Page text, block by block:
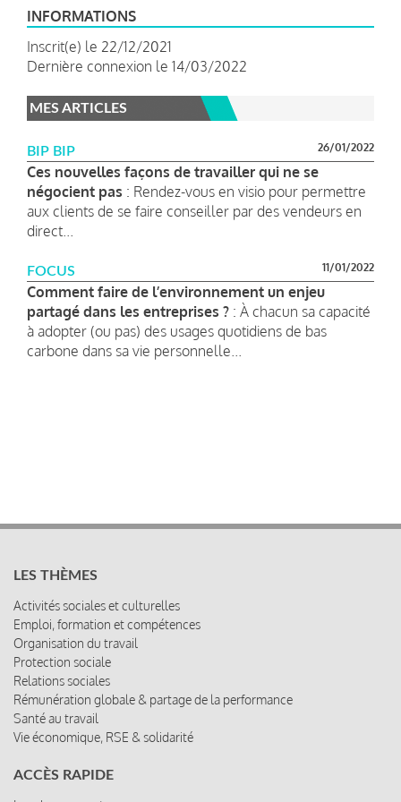
INFORMATIONS
Inscrit(e) le 22/12/2021
Dernière connexion le 14/03/2022
MES ARTICLES
BIP BIP 26/01/2022
Ces nouvelles façons de travailler qui ne se
négocient pas : Rendez-vous en visio pour permettre
aux clients de se faire conseiller par des vendeurs en
direct...
FOCUS 11/01/2022
Comment faire de l’environnement un enjeu
partagé dans les entreprises ? : À chacun sa capacité
à adopter (ou pas) des usages quotidiens de bas
carbone dans sa vie personnelle...
LES THÈMES
Activités sociales et culturelles
Emploi, formation et compétences
Organisation du travail
Protection sociale
Relations sociales
Rémunération globale & partage de la performance
Santé au travail
Vie économique, RSE & solidarité
ACCÈS RAPIDE